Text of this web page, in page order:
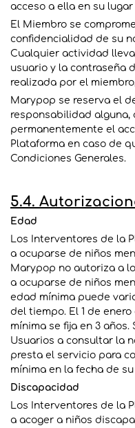
acceso a ella en su
El Miembro se
confidencialidad de su
Cualquier actividad
usuario y la contraseña
realizada por el
Marypop se reserva el
responsabilidad alguna,
permanentemente el
Plataforma en caso de
Condiciones Generales.
5.4.
Edad
Los
Interventores de la
a ocuparse de niños
Marypop no autoriza a
a ocuparse de niños
edad mínima puede
del tiempo. El 1 de
mínima se fija en 3
Usuarios a consultar la
presta el servicio para
mínima en la fecha de su
Discapacidad
Los
Interventores de la
a acoger a niños